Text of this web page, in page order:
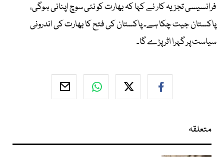
فرانسیسی تجزیہ کار نے کہا کہ بھارت کو نئی سوچ اپنانی ہوگی،
پاکستان جیت چکا ہے۔ پاکستان کی فتح کا بھارت کی اندرونی
سیاست پر گہرا اثر پڑے گا۔
متعلقہ